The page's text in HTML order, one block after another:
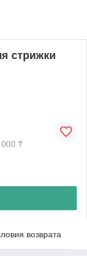
стрижки
₸
возврата